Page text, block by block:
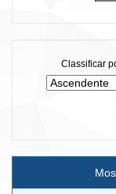
Classificar